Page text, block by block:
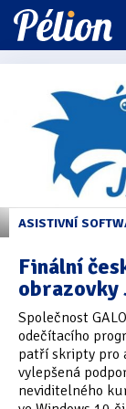
Přejít
na
štítky
Přejít
na
kategorie
Přejít
na
obsah
Menu
Kategorie
Dotazníky
Hardware
Braillské
Lupy (8)
Mobilní
Počítače a
Zápisníky(7)
Články
GALOP
ASISTIVNÍ
Finální
obrazovky
Společnost
odečítacího
patří skripty pro
vylepšená
neviditelného